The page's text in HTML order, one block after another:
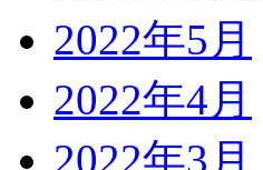
2022年5月
2022年4月
2022年3月